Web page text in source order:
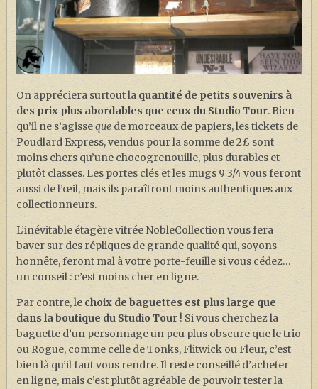
On appréciera surtout laquantité de petits souvenirs à
des prix plus abordables que ceux du Studio Tour. Bien
qu’il ne s’agissequede morceaux de papiers, les tickets de
Poudlard Express, vendus pour la somme de 2£ sont
moins chers qu’une chocogrenouille, plus durables et
plutôt classes. Les portes clés et les mugs 9 3/4 vous feront
aussi de l’œil, mais ils paraîtront moins authentiques aux
collectionneurs.
L’inévitable étagère vitrée NobleCollection vous fera
baver sur des répliques de grande qualité qui, soyons
honnête, feront mal à votre porte-feuille si vous cédez…
un conseil : c’est moins cher en ligne.
Par contre, le choix de baguettes est plus large que
dans la boutique du Studio Tour! Si vous cherchez la
baguette d’un personnage un peu plus obscure que le trio
ou Rogue, comme celle de Tonks, Flitwick ou Fleur, c’est
bien là qu’il faut vous rendre. Il reste conseillé d’acheter
en ligne, mais c’est plutôt agréable de pouvoir tester la